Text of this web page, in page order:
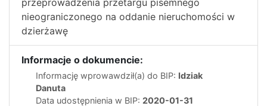
nieograniczonego na oddanie nieruchomości w
dzierżawę
Informacje o dokumencie:
Informację wprowawdził(a) do BIP: Idziak
Danuta
Data udostępnienia w BIP: 2020-01-31